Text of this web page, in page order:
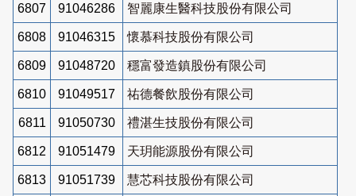
6807 91046286 智麗康生醫科技股份有限公司
6808 91046315 懷慕科技股份有限公司
6809 91048720 穩富發造鎮股份有限公司
6810 91049517 祐德餐飲股份有限公司
6811 91050730 禮湛生技股份有限公司
6812 91051479 天玥能源股份有限公司
6813 91051739 慧芯科技股份有限公司